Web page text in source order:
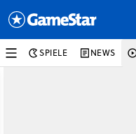
SPIELE NEWS